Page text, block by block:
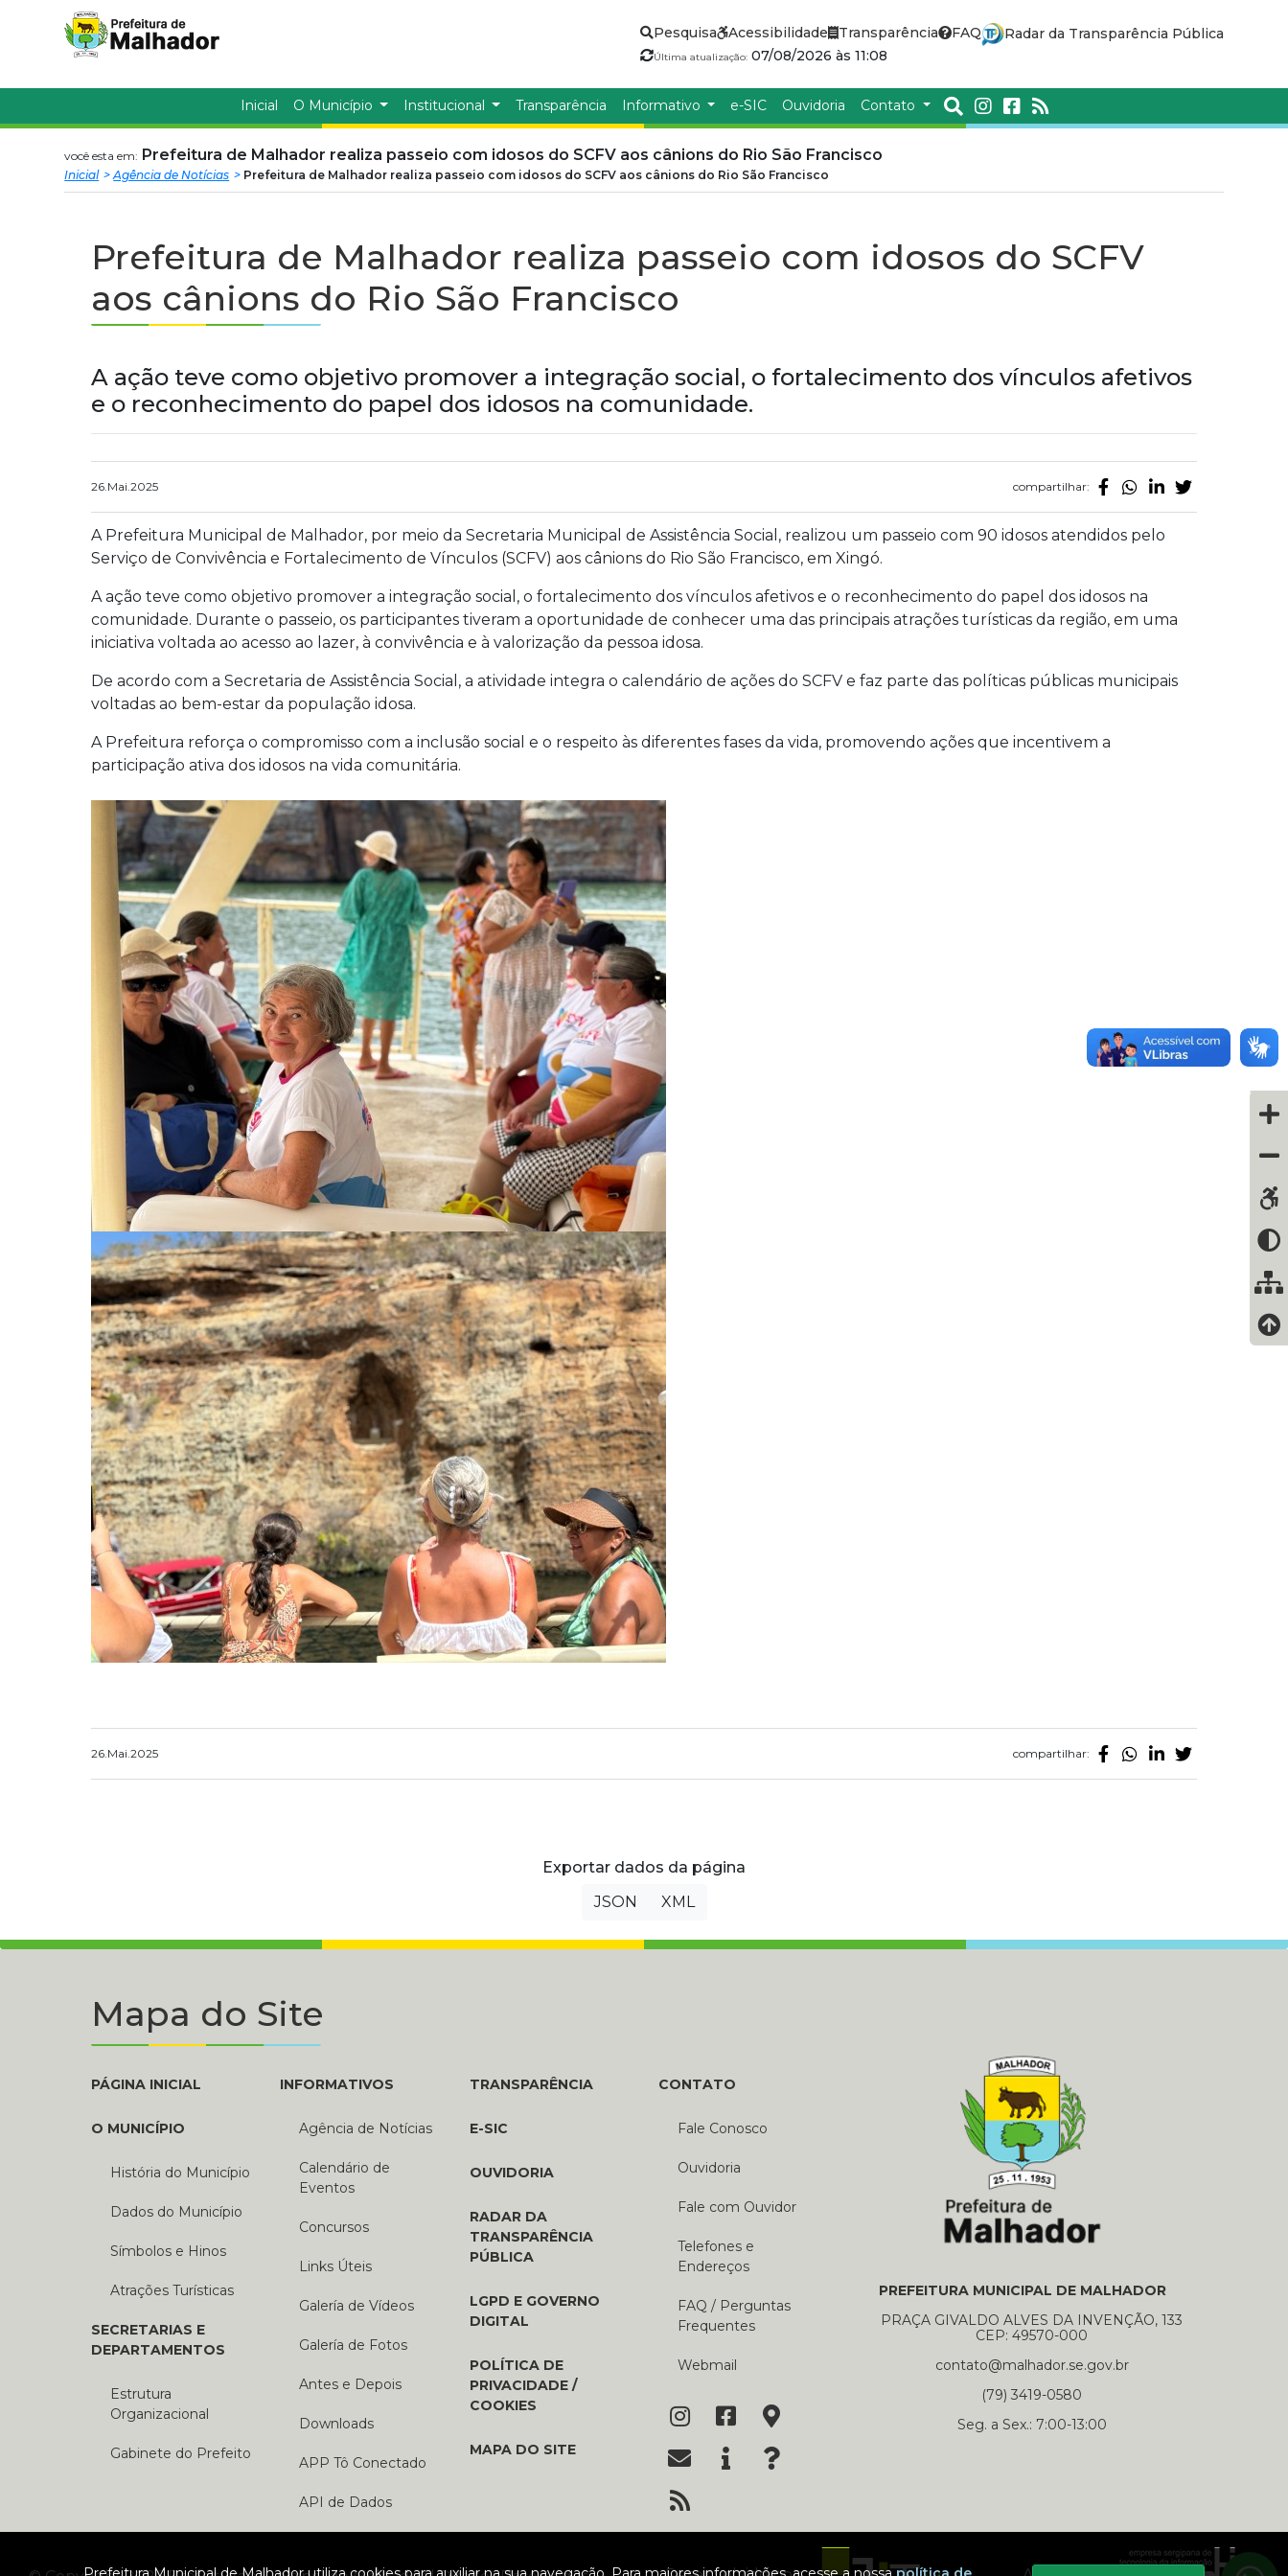
conteudo
Prefeitura
Municipal
de
Malhador
Pesquisa Acessibilidade Transparência FAQ Radar da Transparência Pública
Última atualização:07/08/2026 às 11:08
Inicial O Município Institucional Transparência Informativo e-SIC Ouvidoria Contato
você esta em: Prefeitura de Malhador realiza passeio com idosos do SCFV aos cânions do Rio São Francisco
Inicial Agência de Notícias Prefeitura de Malhador realiza passeio com idosos do SCFV aos cânions do Rio São Francisco
Prefeitura de Malhador realiza passeio com idosos do SCFV
aos cânions do Rio São Francisco
A ação teve como objetivo promover a integração social, o fortalecimento dos vínculos afetivos
e o reconhecimento do papel dos idosos na comunidade.
26.Mai.2025 compartilhar:
A Prefeitura Municipal de Malhador, por meio da Secretaria Municipal de Assistência Social, realizou um passeio com 90 idosos atendidos pelo
Serviço de Convivência e Fortalecimento de Vínculos (SCFV) aos cânions do Rio São Francisco, em Xingó.
A ação teve como objetivo promover a integração social, o fortalecimento dos vínculos afetivos e o reconhecimento do papel dos idosos na
comunidade. Durante o passeio, os participantes tiveram a oportunidade de conhecer uma das principais atrações turísticas da região, em uma
iniciativa voltada ao acesso ao lazer, à convivência e à valorização da pessoa idosa.
De acordo com a Secretaria de Assistência Social, a atividade integra o calendário de ações do SCFV e faz parte das políticas públicas municipais
voltadas ao bem-estar da população idosa.
A Prefeitura reforça o compromisso com a inclusão social e o respeito às diferentes fases da vida, promovendo ações que incentivem a
participação ativa dos idosos na vida comunitária.
26.Mai.2025 compartilhar:
Exportar dados da página
JSON
XML
Mapa do Site
PÁGINA INICIAL
O MUNICÍPIO
História do Município
Dados do Município
Símbolos e Hinos
Atrações Turísticas
SECRETARIAS E
DEPARTAMENTOS
Estrutura
Organizacional
Gabinete do Prefeito
INFORMATIVOS
Agência de Notícias
Calendário de
Eventos
Concursos
Links Úteis
Galería de Vídeos
Galería de Fotos
Antes e Depois
Downloads
APP Tô Conectado
API de Dados
TRANSPARÊNCIA
E-SIC
OUVIDORIA
RADAR DA
TRANSPARÊNCIA
PÚBLICA
LGPD E GOVERNO
DIGITAL
POLÍTICA DE
PRIVACIDADE /
COOKIES
MAPA DO SITE
CONTATO
Fale Conosco
Ouvidoria
Fale com Ouvidor
Telefones e
Endereços
FAQ / Perguntas
Frequentes
Webmail
PREFEITURA MUNICIPAL DE MALHADOR
PRAÇA GIVALDO ALVES DA INVENÇÃO, 133
CEP: 49570-000
contato@malhador.se.gov.br
(79) 3419-0580
Seg. a Sex.: 7:00-13:00